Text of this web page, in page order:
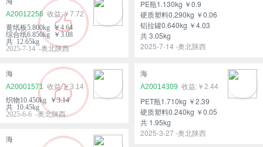
PE瓶1.130kg ￥0.9
硬质塑料0.290kg ￥0.06
铝拉罐0.640kg ￥4.03
共 3.05kg
2025-7-14 -奥北陕西
A20012256
￥7.72
黄纸板5.800kg ￥4.64
综合纸6.850kg ￥3.08
共 12.65kg
2025-7-14 -奥北陕西
海
A20001571
￥3.14
织物10.450kg ￥3.14
共 10.45kg
2025-6-6 -奥北陕西
海
A20014309
￥2.44
PET瓶1.710kg ￥2.39
硬质塑料0.240kg ￥0.05
共 1.95kg
2025-3-27 -奥北陕西
海